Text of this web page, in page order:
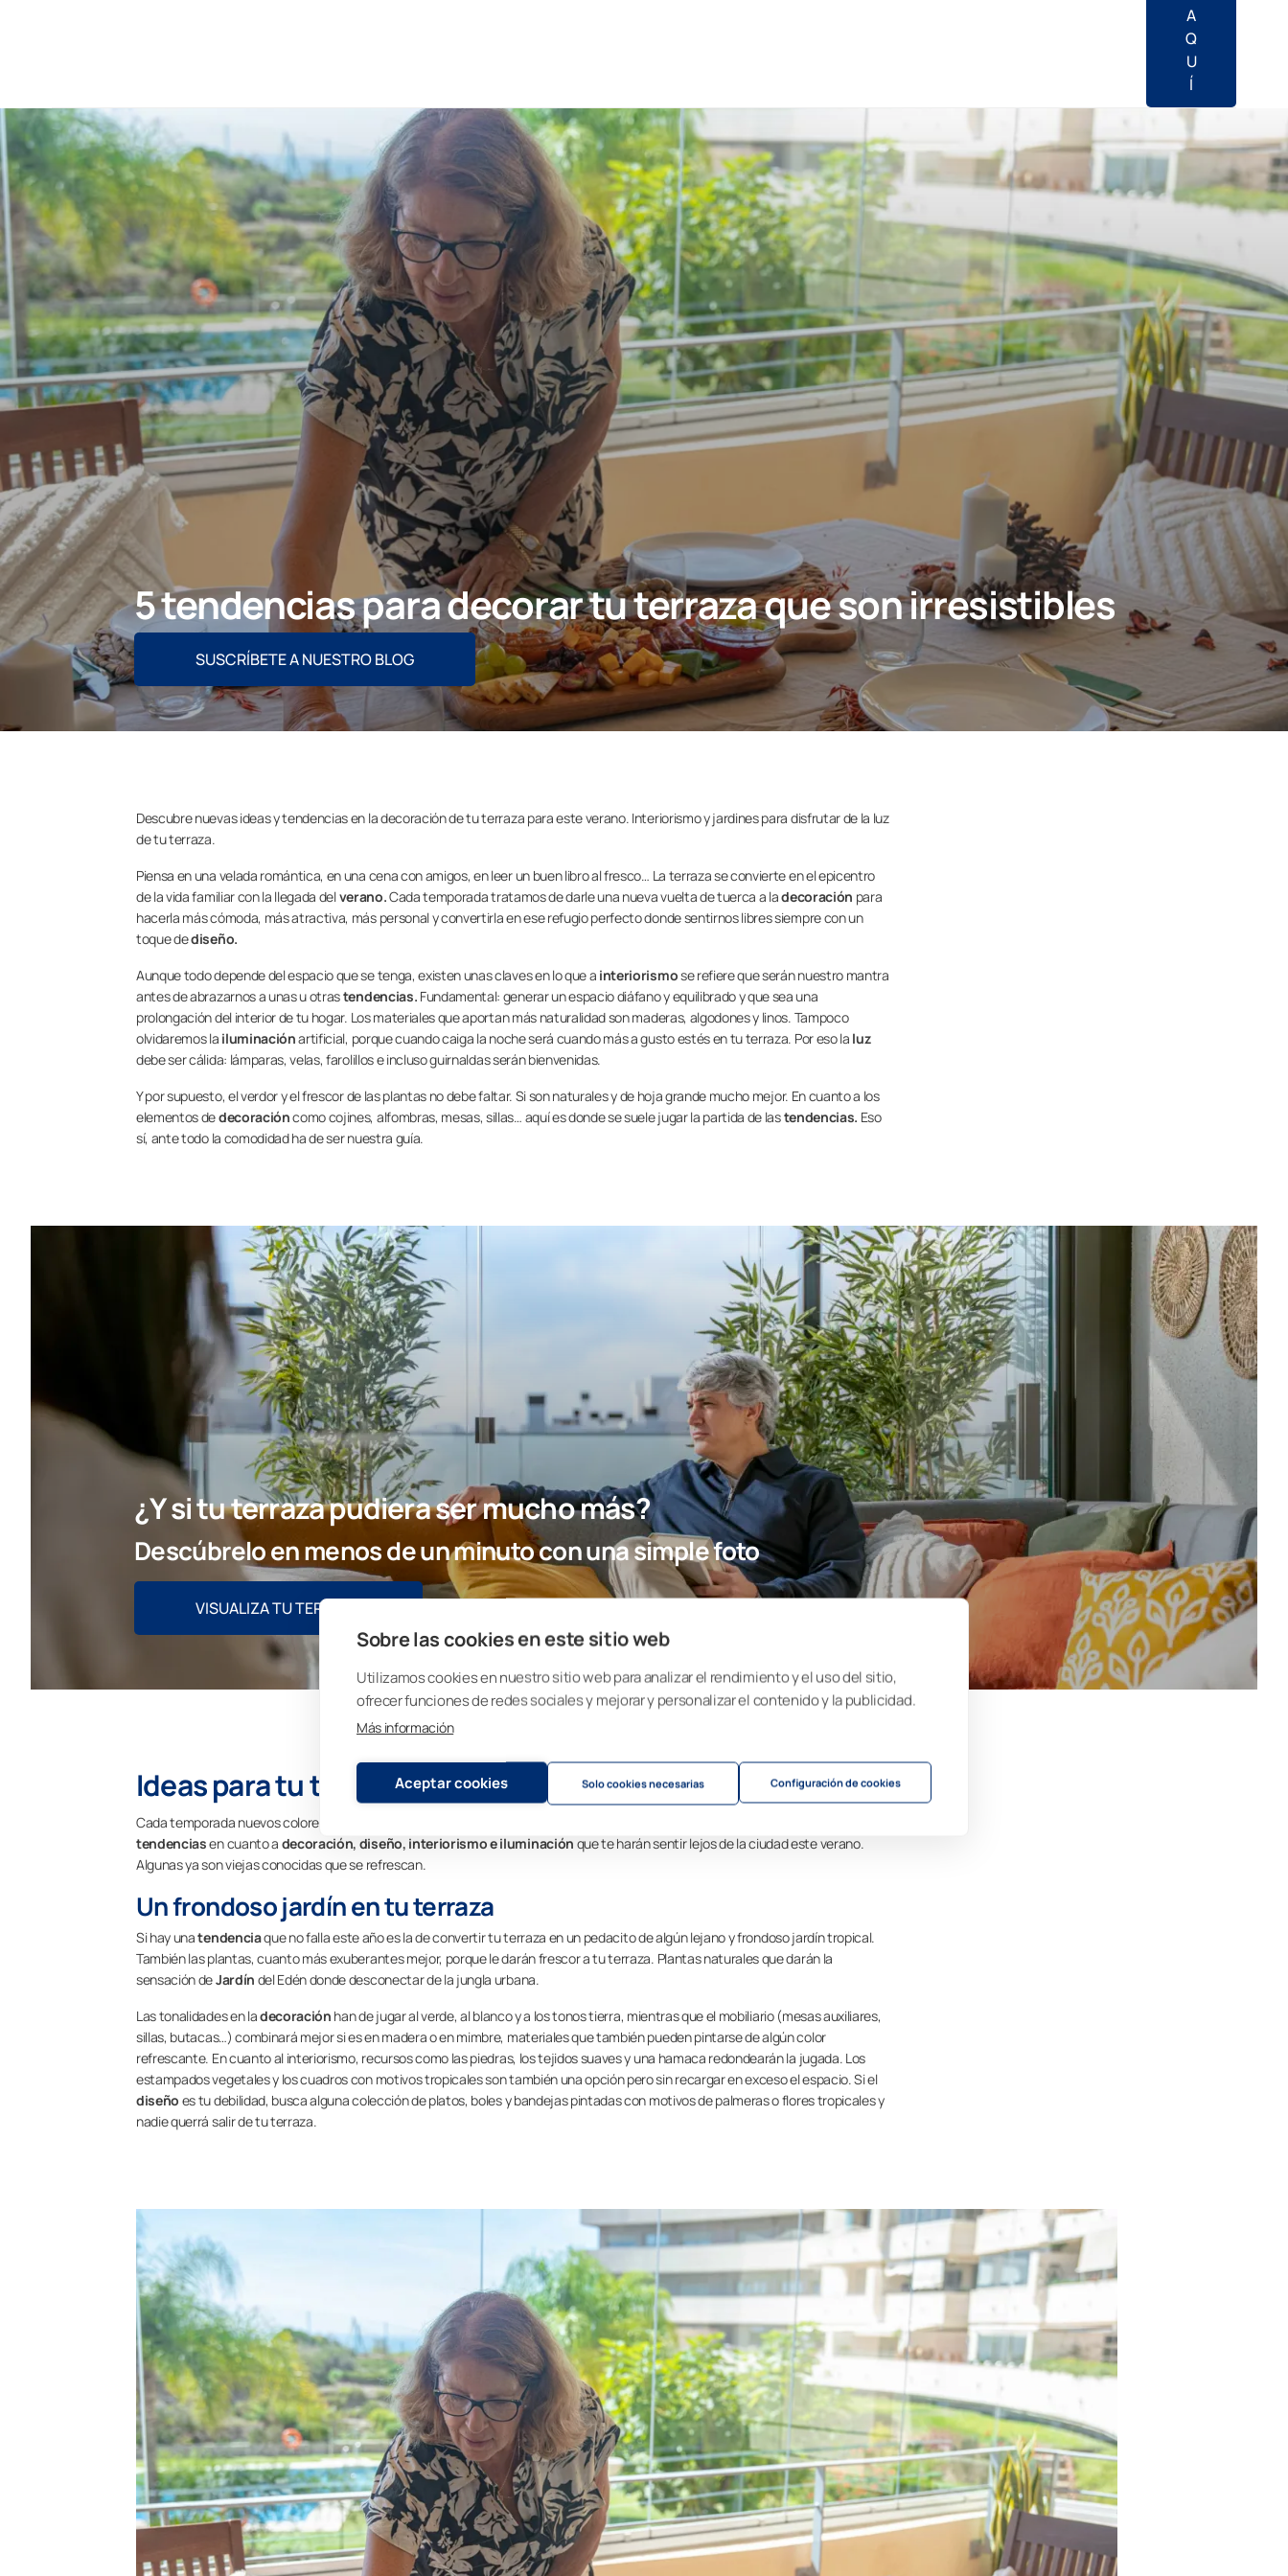
Sobre las cookies en este sitio web
Utilizamos cookies en nuestro sitio web para analizar el rendimiento y el uso del sitio,
ofrecer funciones de redes sociales y mejorar y personalizar el contenido y la publicidad.
Más información
Aceptar cookies Solo cookies necesarias Configuración de cookies
A
Q
U
Í
5 tendencias para decorar tu terraza que son irresistibles
SUSCRÍBETE A NUESTRO BLOG
Descubre nuevas ideas y tendencias en la decoración de tu terraza para este verano. Interiorismo y jardines para disfrutar de la luz
de tu terraza.
Piensa en una velada romántica, en una cena con amigos, en leer un buen libro al fresco… La terraza se convierte en el epicentro
de la vida familiar con la llegada delverano.Cada temporada tratamos de darle una nueva vuelta de tuerca a ladecoración para
hacerla más cómoda, más atractiva, más personal y convertirla en ese refugio perfecto donde sentirnos libres siempre con un
toque dediseño.
Aunque todo depende del espacio que se tenga, existen unas claves en lo que a interiorismose refiere que serán nuestro mantra
antes de abrazarnos a unas u otrastendencias. Fundamental: generar un espacio diáfano y equilibrado y que sea una
prolongación del interior de tu hogar. Los materiales que aportan más naturalidad son maderas, algodones y linos. Tampoco
olvidaremos la iluminaciónartificial, porque cuando caiga la noche será cuando más a gusto estés en tu terraza. Por eso la luz
debe ser cálida: lámparas, velas, farolillos e incluso guirnaldas serán bienvenidas.
Y por supuesto, el verdor y el frescor de las plantas no debe faltar. Si son naturales y de hoja grande mucho mejor. En cuanto a los
elementos dedecoracióncomo cojines, alfombras, mesas, sillas… aquí es donde se suele jugar la partida de lastendencias. Eso
sí, ante todo la comodidad ha de ser nuestra guía.
¿Y si tu terraza pudiera ser mucho más?
Descúbrelo en menos de un minuto con una simple foto
VISUALIZA TU TERRAZA
Ideas para tu terraza
Cada temporada nuevos colores y nuevos estilos se cuelan en nuestras terrazas de verano. Te contamos cuáles son las
tendenciasen cuanto a decoración, diseño, interiorismo e iluminación que te harán sentir lejos de la ciudad este verano.
Algunas ya son viejas conocidas que se refrescan.
Un frondoso jardín en tu terraza
Si hay unatendenciaque no falla este año es la de convertir tu terraza en un pedacito de algún lejano y frondoso jardín tropical.
También las plantas, cuanto más exuberantes mejor, porque le darán frescor a tu terraza. Plantas naturales que darán la
sensación deJardín del Edén donde desconectar de la jungla urbana.
Las tonalidades en ladecoración han de jugar al verde, al blanco y a los tonos tierra, mientras que el mobiliario (mesas auxiliares,
sillas, butacas…) combinará mejor si es en madera o en mimbre, materiales que también pueden pintarse de algún color
refrescante. En cuanto al interiorismo, recursos como las piedras, los tejidos suaves y una hamaca redondearán la jugada. Los
estampados vegetales y los cuadros con motivos tropicales son también una opción pero sin recargar en exceso el espacio. Si el
diseño es tu debilidad, busca alguna colección de platos, boles y bandejas pintadas con motivos de palmeras o flores tropicales y
nadie querrá salir de tu terraza.